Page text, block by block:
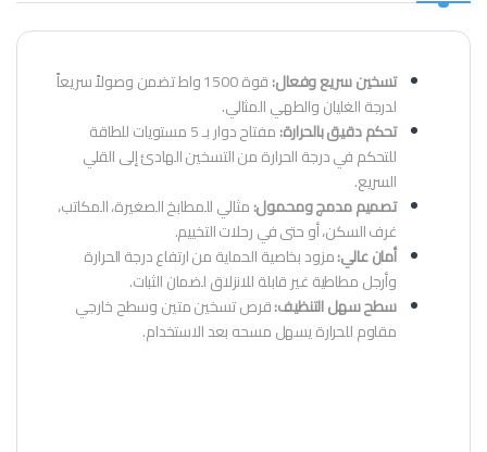
تسخين سريع وفعال:
قوة 1500 واط تضمن وصولاً سريعاً
لدرجة الغليان والطهي المثالي.
تحكم دقيق بالحرارة:
مفتاح دوار بـ 5 مستويات للطاقة
للتحكم في درجة الحرارة من التسخين الهادئ إلى القلي
السريع.
تصميم مدمج ومحمول:مثالي للمطابخ الصغيرة، المكاتب،
غرف السكن، أو حتى في رحلات التخييم.
أمان عالي:مزود بخاصية الحماية من ارتفاع درجة الحرارة
وأرجل مطاطية غير قابلة للانزلاق لضمان الثبات.
سطح سهل التنظيف:قرص تسخين متين وسطح خارجي
مقاوم للحرارة يسهل مسحه بعد الاستخدام.